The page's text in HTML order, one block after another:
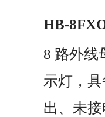
HB-
8 路外线
示灯，
出、未